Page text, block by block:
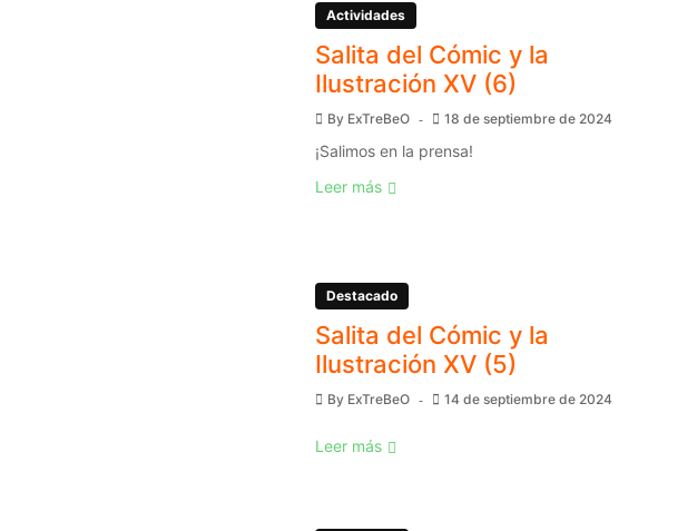
Actividades
Salita del Cómic y la
Ilustración XV (6)
By ExTreBeO 18 de septiembre de 2024
¡Salimos en la prensa!
Leer más
Destacado
Salita del Cómic y la
Ilustración XV (5)
By ExTreBeO 14 de septiembre de 2024
Leer más